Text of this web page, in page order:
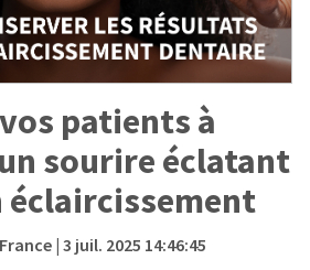
patients à
sourire éclatant
éclaircissement
| 3 juil. 2025 14:46:45